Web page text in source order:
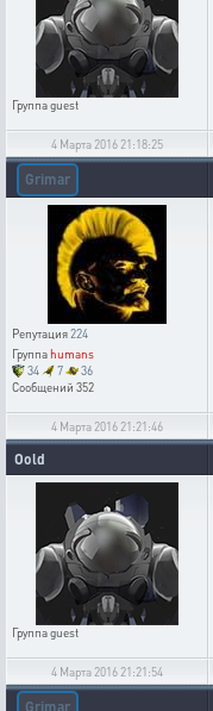
Группаguest
4 Марта 2016 21:18:25
Grimar
Репутация224
Группаhumans
34
7
36
Сообщений 352
4 Марта 2016 21:21:46
Oold
Группаguest
4 Марта 2016 21:21:54
Grimar